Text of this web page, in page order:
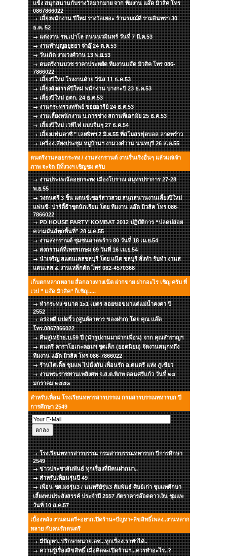
แข็ง สนุกสนานกับรางวัลมากมาย จาก ทีมงาน แอ๊ด มิวสิค โทร
0867866022
เลี้ยงพนักงาน ปีใหม่ รางวัลเยอะ ร้านรมณ์ดี รามอินทรา 30
ธ.ค. 52
แต่งงาน รพ.เปาโล ถนนนวมินทร์ วันที่ 7 มี.ค.53
งานทำบุญอยุธยา จ่าอุ๊ 24 ต.ค.53
วันเกิด งามวงศ์วาน 13 พ.ย.53
ดนตรีงานบวช ราคาประหยัด ทีมงานแอ๊ด มิวสิค โทร 086-
7866022
เลี้ยงปีใหม่ โรงงานด้าย วีนัส 11 ธ.ค.53
เลี้ยงสังสรรค์ปีใหม่ พนักงาน บางกะปิ 23 ธ.ค.53
เลี้ยงปีใหม่ อตก. 24 ธ.ค.53
งานกระทรวงทรัพย์ ซอยอารีย์ 24 ธ.ค.53
งานเลี้ยงพนักงาน บ.การช่าง สถานที่เอกมัย 25 ธ.ค.53
เลี้ยงปีใหม่ เวทีไฟ แบบจีนๆ 27 ธ.ค.54
เลี้ยงแฟนตาซี " เลยพิทฯ 2 มิ.ย.55 ที่สโมสรฟุตบอล ลาดพร้าว
เครื่องเสียงประชุม หมู่บ้านฯ งามวงศ์วาน นนทบุรี 26 ส.ค.55
ดนตรีงานลอยกระทง / งานสงกรานต์ งานรื่นเริงอื่นๆ แล้วแต่เจ้า
ภาพ จะจัด มีทั้งวงฯ เชิญชม ครับ
งานประเพณ๊ลอยกระทง เมืองโบราณ สมุทรปราการ 27-28
พ.ย.55
วงดนตรี 3 ชิ้น แดนซ์เซอร์สาวสวย สนุกสนานงานเลี้ยงปีใหม่
แฟนซี- ปาร์ตี้ธีาชุดนักเรียน โดย ทีมงาน แอ๊ด มิวสิค โทร 086-
7866022
PD HOUSE PARTY’ KOMBAT 2012 ปฏิบัติการ “ปลดปล่อย
ความมันส์ทุกพื้นที่” 28 ม.ค.55
งานสงกรานต์ ชุมชนลาดพร้าว 80 วันที่ 18 เม.ย.54
สงกรานต์ที่เพชรเกษม 69 วันที่ 16 เม.ย.54
นำเจริญ สแตนเลสชลบุรี โดย แน๊ต ชลบุรี สั่งทำ รับทำ งานส
แตนเลส & งานเหล็กดัด โทร 082-4570368
เก็บตกหลากหลาย สื่อกลางทางเน๊ต ฝากขาย ฝากอะไร เชิญ ครับ ที่
เวป " แอ๊ด มิวสิค" ก็เชิญ.....
ทำกระทง ขนาด 1x1 เมตร ลอยขอขมาแด่แม่น้ำคงคา ปี
2552
อร่อยดี แปดริ้ว (ศูนย์อาหาร ของฝาก) โดย คุณ แอ๊ด
โทร.0867866022
คืนสู่เหย้าธ.บ.59 ปี (นำรูปงานมาฝากเพื่อน) จาก คุณสำราญฯ
ดนตรี คาราโอเกะคอมฯ ชุดเล็ก (ยอดนิยม) จัดงานสนุกทถึง
ทีมงาน แอ๊ด มิวสิค โทร 086-7866022
ร้านไตเติ้ล ชุมแพ ไปนั่งกับ เพื่อนรัก อ.ดนตรี แห่ง ภูเขียว
งานพระราชทานเพลิงศพ จ.ส.ต.พิภพ ดอนศรีแก้ว วันที่ ๒๔
มกราคม ๒๕๕๓
สำหรับเพื่อน โรงเรียนทหารสารบรรณ กรมสารบรรณทหารบก ปี
การศึกษา 2549
โรงเรียนทหารสารบรรณ กรมสารบรรณทหารบก ปีการศึกษา
2549
ข่าวประชาสัมพันธ์ ทุกเรื่องที่มีคนฝากมา..
สำหรับเพื่อนรุ่นปี 49
เพื่อน ชศ.ม6รุ่น3 / นนทรีย์รุ่น3 สัมพันธ์ ศิษย์เก่า ชุมแพศึกษา
เลี้ยงพบประสังสรรค์ ประจำปี 2557 ภัตราคารอ๊อดดาวเงิน ชุมแพ
วันที่ 10 ส.ค.57
เบื้องหลัง งานดนตรี+อยากเปิดร้าน+ปัญหา+ลิขสิทธิ์เพลง..งานหลาก
หลาย กับคนรักดนตรี
มีปัญหา..ปรึกษาทนายเดช...ทุกเรื่องเราทำได้..
ความรู้เรื่องลิขสิทธิ์ เมื่อคิดจะเปิดร้านฯ...ควรทำอะไร..?